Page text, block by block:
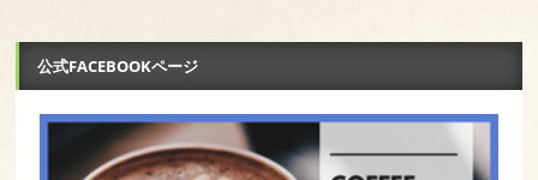
公式FACEBOOKページ